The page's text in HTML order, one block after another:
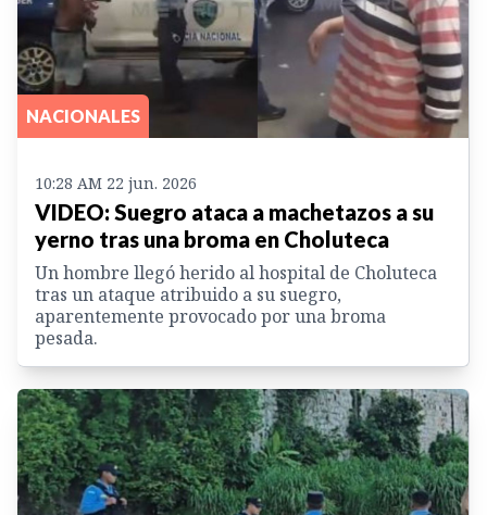
NACIONALES
10:28 AM 22 jun. 2026
VIDEO: Suegro ataca a machetazos a su
yerno tras una broma en Choluteca
Un hombre llegó herido al hospital de Choluteca
tras un ataque atribuido a su suegro,
aparentemente provocado por una broma
pesada.